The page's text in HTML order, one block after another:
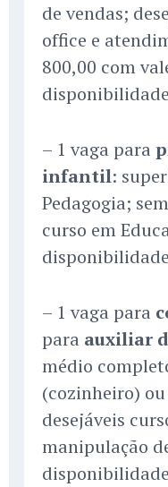
de vendas;
office e
800,00 com
– 1 vaga para
infantil:
Pedagogia;
curso em
– 1 vaga para
para auxiliar
médio
(cozinheiro)
desejáveis
manipulação